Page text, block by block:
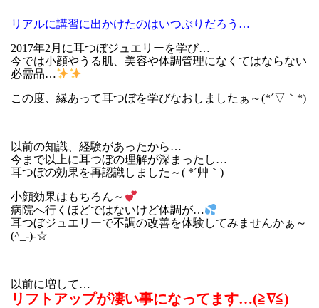
リアルに講習に出かけたのはいつぶりだろう…
2017年2月に耳つぼジュエリーを学び…
今では小顔やうる肌、美容や体調管理になくてはならない
必需品…
この度、縁あって耳つぼを学びなおしましたぁ～(*´▽｀*)
以前の知識、経験があったから…
今まで以上に耳つぼの理解が深まったし…
耳つぼの効果を再認識しました～( *´艸｀)
小顔効果はもちろん～
病院へ行くほどではないけど体調が…
耳つぼジュエリーで不調の改善を体験してみませんかぁ～
(^_-)-☆
以前に増して…
リフトアップが凄い事になってます…(≧∇≦)